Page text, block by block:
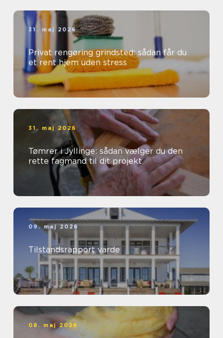
31. maj 2026
Privat rengøring grindsted: sådan får du
et rent hjem uden stress
31. maj 2026
Tømrer i Jyllinge: sådan vælger du den
rette fagmand til dit projekt
09. maj 2026
Tilstandsrapport varde
08. maj 2026